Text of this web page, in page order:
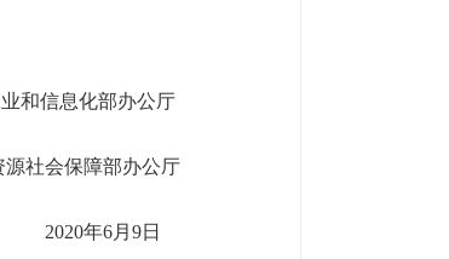
和信息化部办公厅
源社会保障部办公厅
2020年6月9日